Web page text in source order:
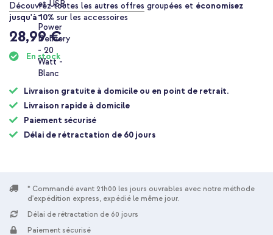
Découvrez toutes les autres offres groupées et économisez
jusqu'à 10% sur les accessoires
28,99 €
En stock
Livraison gratuite à domicile ou en point de retrait.
Livraison rapide à domicile
Paiement sécurisé
Délai de rétractation de 60 jours
Spigen Coque Ultra Hybrid MagSafe Apple iPhone 17 Pro -
Clear Gold + Wireless Charger USB-C - Chargeur MagSafe
sans fil - 1 mètre - Blanc
Acheter
gratuite* Commandé avant 21h00 les jours ouvrables avec notre méthode
d'expédition express, expédié le même jour.
Délai de rétractation de 60 jours
Paiement sécurisé